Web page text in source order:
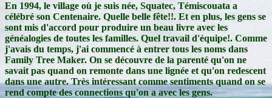
En 1994, le village où je suis née, Squatec, Témiscouata a
célébré son Centenaire. Quelle belle fête!!. Et en plus, les gens se
sont mis d'accord pour produire un beau livre avec les
généalogies de toutes les familles. Quel travail d'équipe!. Comme
j'avais du temps, j'ai commencé à entrer tous les noms dans
Family Tree Maker. On se découvre de la parenté qu'on ne
savait pas quand on remonte dans une lignée et qu'on redescent
dans une autre. Très intéressant comme sentiments quand on se
rend compte des connections qu'on a avec les gens.